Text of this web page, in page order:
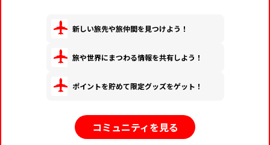
新しい旅先や旅仲間を見つけよう！
旅や世界にまつわる情報を共有しよう！
ポイントを貯めて限定グッズをゲット！
コミュニティを見る